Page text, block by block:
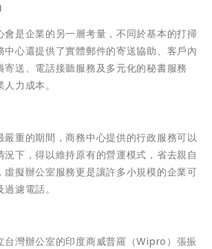
會是企業的另一層考量，不同於基本的打掃
中心還提供了實體郵件的寄送協助、客戶內
寄送、電話接聽服務及多元化的秘書服務
力成本。
嚴重的期間，商務中心提供的行政服務可以
況下，得以維持原有的營運模式，省去親自
虛擬辦公室服務更是讓許多小規模的企業可
濾電話。
台灣辦公室的印度商威普羅（Wipro）張振